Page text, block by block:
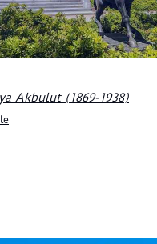
Akbulut (1869-1938)